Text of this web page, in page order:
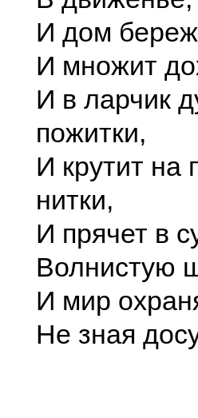
И дом
И множит
И в ларчик
пожитки,
И крутит на
нитки,
И прячет в
Волнистую
И мир
Не зная